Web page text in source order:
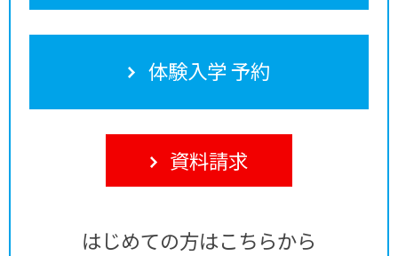
体験入学 予約
資料請求
はじめての方はこちらから